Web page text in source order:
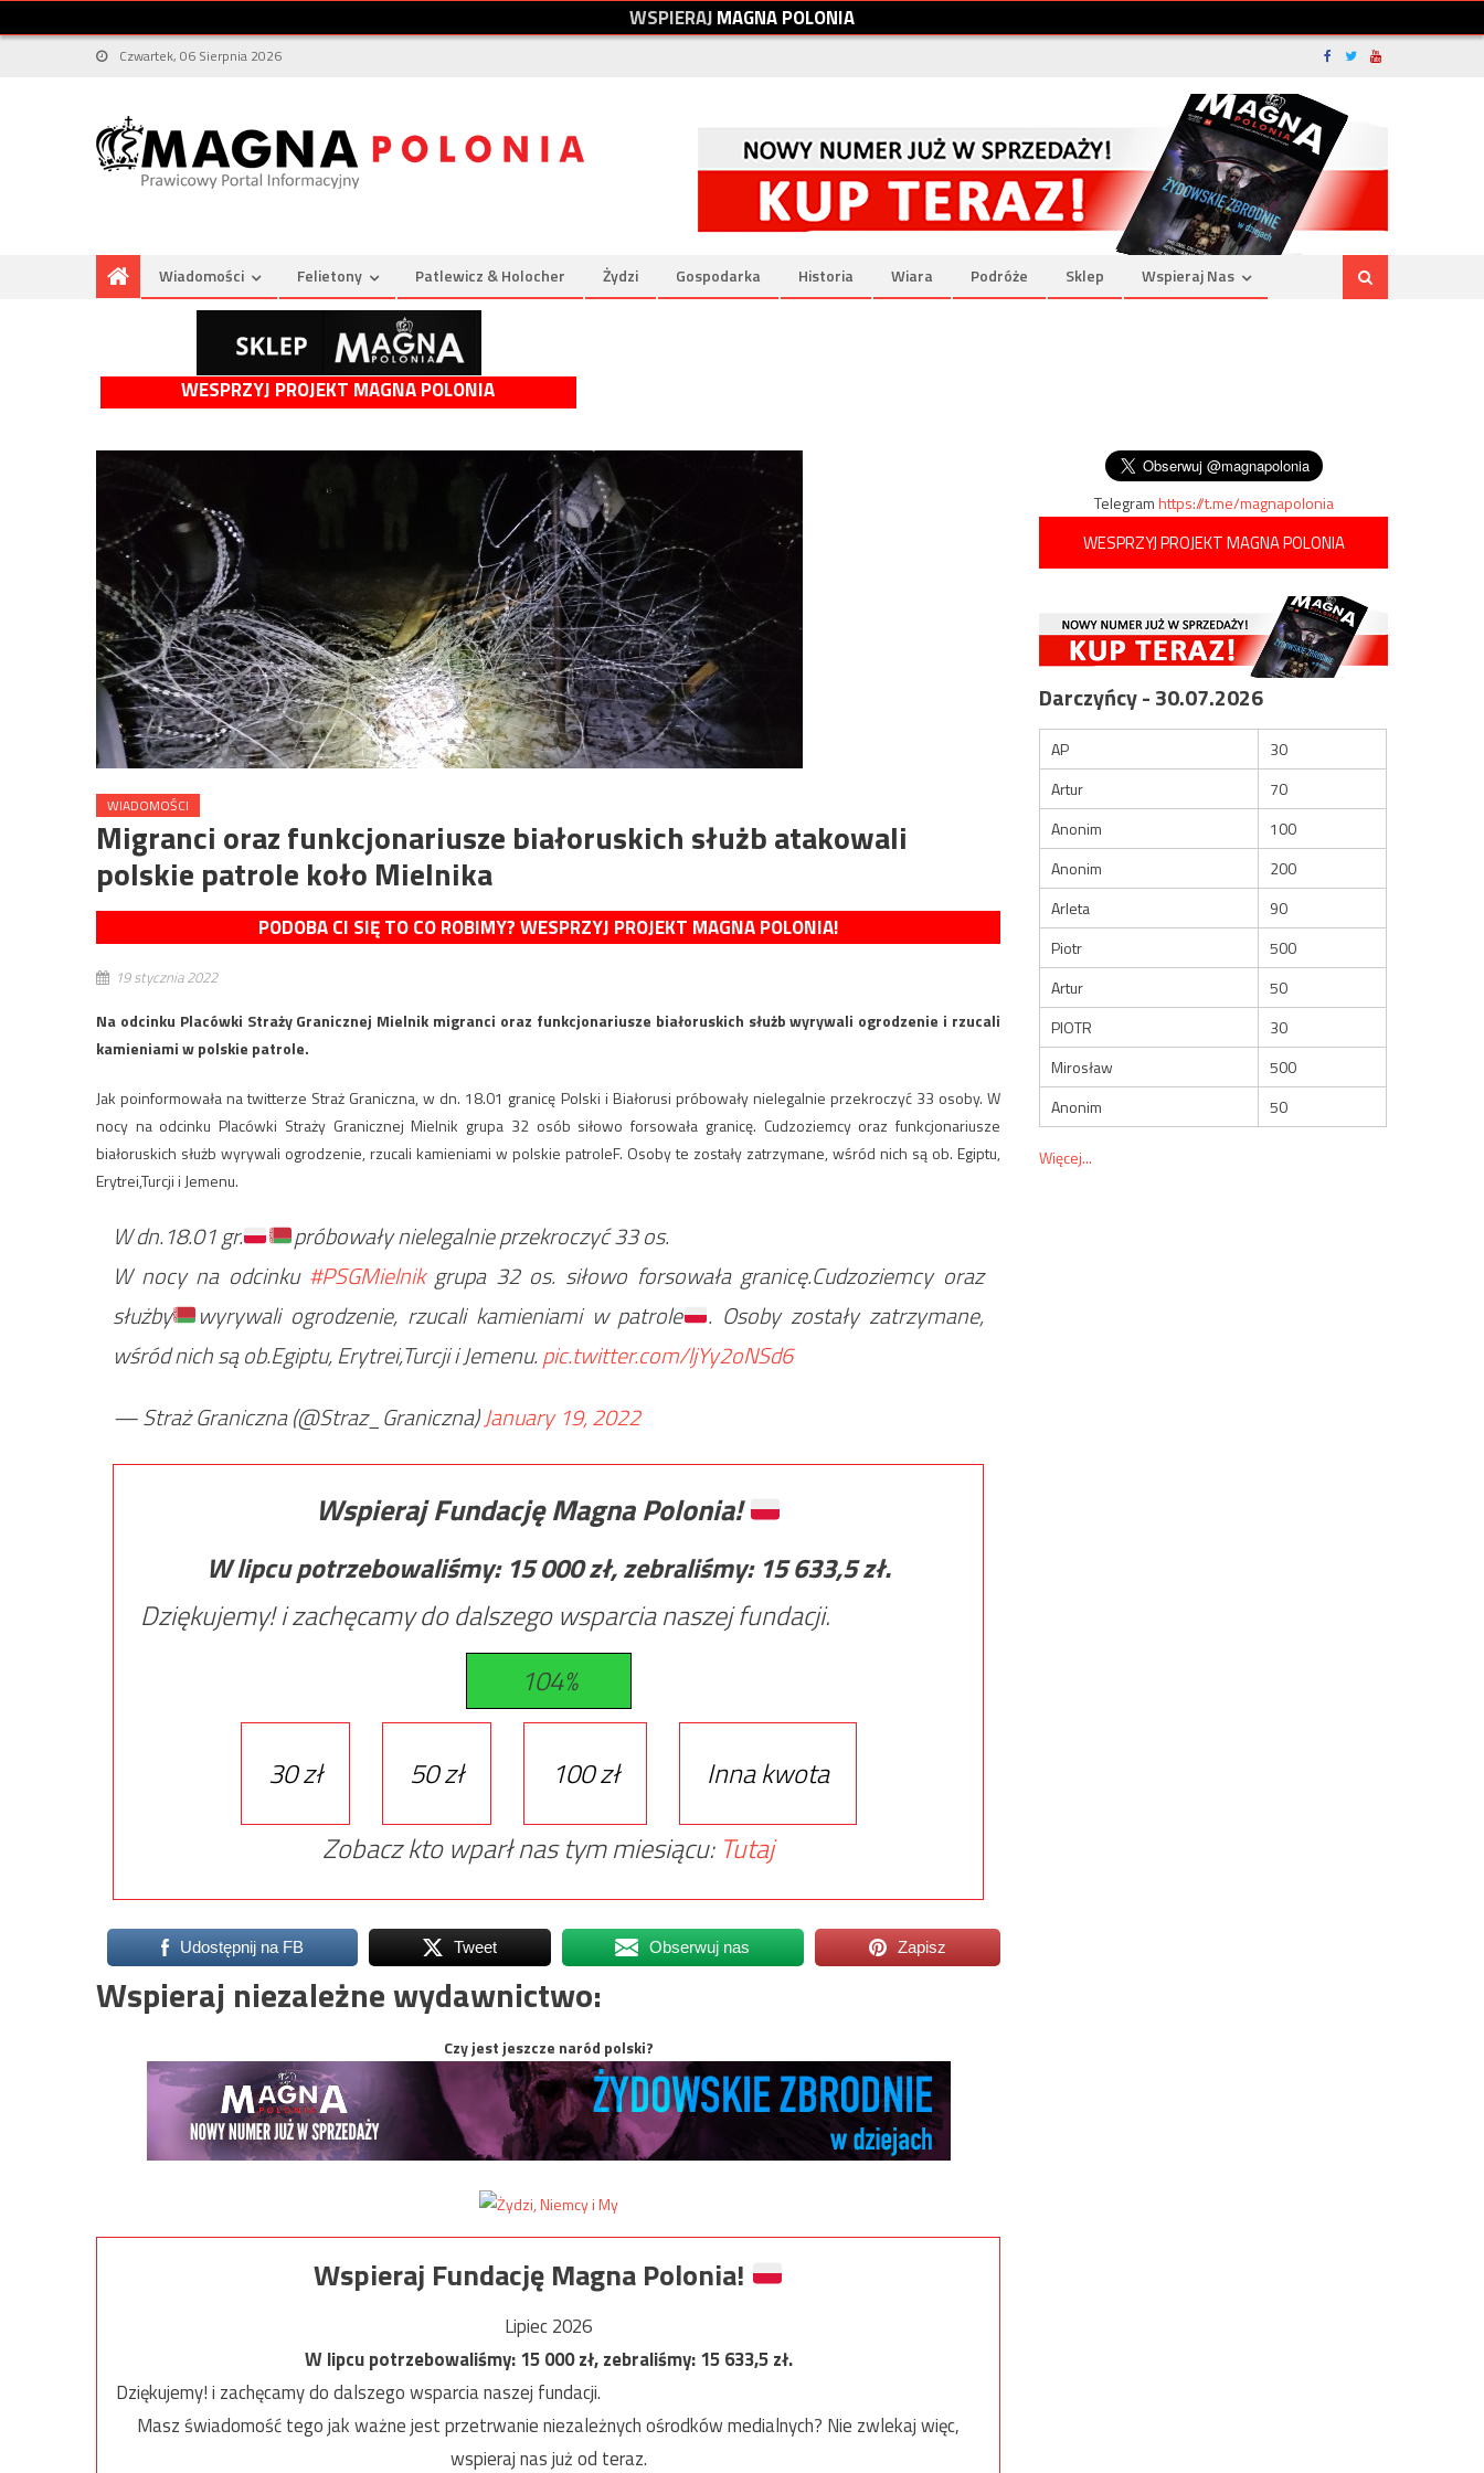
WSPIERAJMAGNAPOLONIA
Czwartek, 06 Sierpnia 2026
Wiadomości Felietony Patlewicz & Holocher Żydzi Gospodarka Historia Wiara Podróże Sklep Wspieraj Nas
WESPRZYJ PROJEKT MAGNA POLONIA
WIADOMOŚCI
Migranci oraz funkcjonariusze białoruskich służb atakowali
polskie patrole koło Mielnika
PODOBA CI SIĘ TO CO ROBIMY? WESPRZYJ PROJEKT MAGNA POLONIA!
19 stycznia 2022
Na odcinku Placówki Straży Granicznej Mielnik migranci oraz funkcjonariusze białoruskich służb wyrywali ogrodzenie i rzucali
kamieniami w polskie patrole.
Jak poinformowała na twitterze Straż Graniczna, w dn. 18.01 granicę Polski i Białorusi próbowały nielegalnie przekroczyć 33 osoby. W
nocy na odcinku Placówki Straży Granicznej Mielnik grupa 32 osób siłowo forsowała granicę. Cudzoziemcy oraz funkcjonariusze
białoruskich służb wyrywali ogrodzenie, rzucali kamieniami w polskie patroleF. Osoby te zostały zatrzymane, wśród nich są ob. Egiptu,
Erytrei,Turcji i Jemenu.
W dn.18.01 gr.
próbowały nielegalnie przekroczyć 33 os.
W nocy na odcinku #PSGMielnikgrupa 32 os. siłowo forsowała granicę.Cudzoziemcy oraz
służby
wyrywali ogrodzenie, rzucali kamieniami w patrole
. Osoby zostały zatrzymane,
wśród nich są ob.Egiptu, Erytrei,Turcji i Jemenu.pic.twitter.com/ljYy2oNSd6
— Straż Graniczna (@Straz_Graniczna)January 19, 2022
Wspieraj Fundację Magna Polonia!
W lipcu potrzebowaliśmy: 15 000zł, zebraliśmy: 15 633,5zł.
Dziękujemy! i zachęcamy do dalszego wsparcia naszej fundacji.
104%
30 zł 50 zł 100 zł
Inna kwota
Zobacz kto wparł nas tym miesiącu: Tutaj
Udostępnij na FB Tweet Obserwuj nas Zapisz
Wspieraj niezależne wydawnictwo:
Czy jest jeszcze naród polski?
Wspieraj Fundację Magna Polonia!
Lipiec 2026
W lipcu potrzebowaliśmy:15 000zł, zebraliśmy:15 633,5zł.
Dziękujemy! i zachęcamy do dalszego wsparcia naszej fundacji.
Masz świadomość tego jak ważne jest przetrwanie niezależnych ośrodków medialnych? Nie zwlekaj więc,
wspieraj nas już od teraz.
Telegramhttps://t.me/magnapolonia
WESPRZYJ PROJEKT MAGNA POLONIA
Darczyńcy - 30.07.2026
AP
30
Artur
70
Anonim
100
Anonim
200
Arleta
90
Piotr
500
Artur
50
PIOTR
30
Mirosław
500
Anonim
50
Więcej...